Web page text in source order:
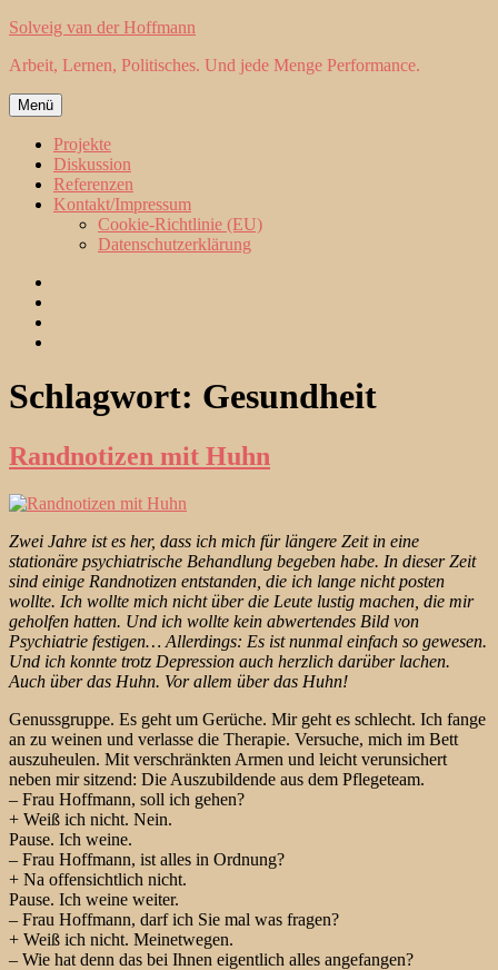
Zum
springen
Solveig van der Hoffmann
Arbeit, Lernen, Politisches. Und jede Menge Performance.
Menü
Projekte
Diskussion
Referenzen
Kontakt/Impressum
Cookie-Richtlinie (EU)
Datenschutzerklärung
Schlagwort: Gesundheit
Randnotizen mit Huhn
Zwei Jahre ist es her, dass ich mich für längere Zeit in eine
stationäre psychiatrische Behandlung begeben habe. In dieser Zeit
sind einige Randnotizen entstanden, die ich lange nicht posten
wollte. Ich wollte mich nicht über die Leute lustig machen, die mir
geholfen hatten. Und ich wollte kein abwertendes Bild von
Psychiatrie festigen… Allerdings: Es ist nunmal einfach so gewesen.
Und ich konnte trotz Depression auch herzlich darüber lachen.
Auch über das Huhn. Vor allem über das Huhn!
Genussgruppe. Es geht um Gerüche. Mir geht es schlecht. Ich fange
an zu weinen und verlasse die Therapie. Versuche, mich im Bett
auszuheulen. Mit verschränkten Armen und leicht verunsichert
neben mir sitzend: Die Auszubildende aus dem Pflegeteam.
– Frau Hoffmann, soll ich gehen?
+ Weiß ich nicht. Nein.
Pause. Ich weine.
– Frau Hoffmann, ist alles in Ordnung?
+ Na offensichtlich nicht.
Pause. Ich weine weiter.
– Frau Hoffmann, darf ich Sie mal was fragen?
+ Weiß ich nicht. Meinetwegen.
– Wie hat denn das bei Ihnen eigentlich alles angefangen?